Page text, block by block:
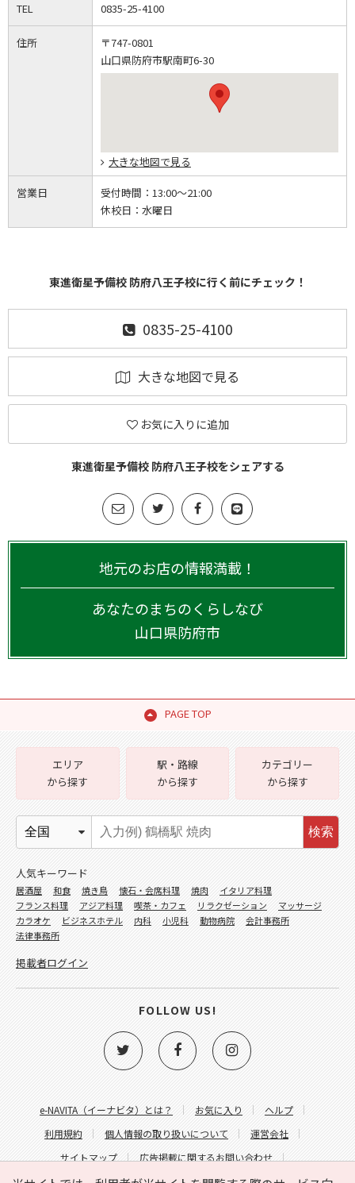
TEL 0835-25-4100
住所
〒747-0801
山口県防府市駅南町6-30
大きな地図で見る
営業日 受付時間： 13:00～21:00
休校日： 水曜日
東進衛星予備校 防府八王子校に行く前にチェック！
0835-25-4100
大きな地図で見る
お気に入りに追加
東進衛星予備校 防府八王子校をシェアする
地元のお店の情報満載！
あなたのまちのくらしなび
山口県防府市
PAGE TOP
e-NAVITA（イーナビタ）とは？ お気に入り
ヘルプ
利用規約
個人情報の取り扱いについて
運営会社
サイトマップ
広告掲載に関するお問い合わせ
エリア
から探す
駅・路線
から探す
カテゴリー
から探す
検索
人気キーワード
居酒屋 和食 焼き鳥 懐石・会席料理 焼肉
イタリア料理
フランス料理
アジア料理 喫茶・カフェ リラクゼーション
マッサージ
カラオケ
ビジネスホテル 内科 小児科 動物病院
会計事務所
法律事務所
掲載者ログイン
FOLLOW US!